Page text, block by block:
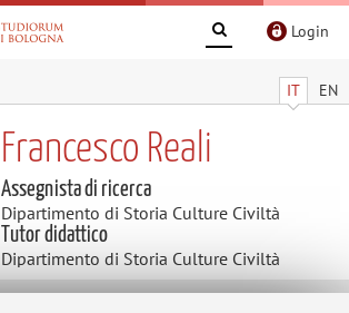
Login
IT EN
Francesco Reali
Assegnista di ricerca
Dipartimento di Storia Culture Civiltà
Tutor didattico
Dipartimento di Storia Culture Civiltà